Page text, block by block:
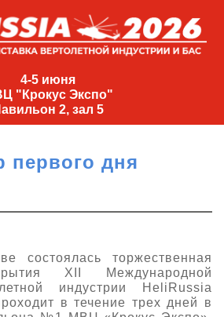
4-5 июня
"Крокус Экспо"
2, зал 5
первого дня
состоялась торжественная
XII Международной
индустрии HeliRussia
в течение трех дней в